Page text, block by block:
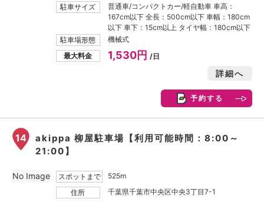
駐車サイズ
普通車/コンパクトカー/軽自動車 車高：
167cm以下 全長：500cm以下 車幅：180cm
以下 車下：15cm以上 タイヤ幅：180cm以下
駐車場形態
機械式
最大料金
1,530円/日
詳細へ
予約する
14
akippa 柳屋駐車場【利用可能時間：8:00～
21:00】
スポットまで
525m
住所
千葉県千葉市中央区中央3丁目7-1
No Image